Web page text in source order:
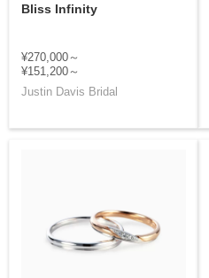
Bliss Infinity
¥270,000～
¥151,200～
Justin Davis Bridal